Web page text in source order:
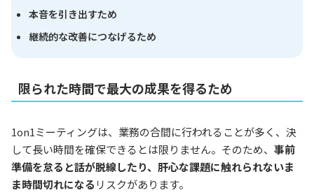
本音を引き出すため
継続的な改善につなげるため
限られた時間で最大の成果を得るため
1on1ミーティングは、業務の合間に行われることが多く、決
して長い時間を確保できるとは限りません。そのため、 事前
準備を怠ると話が脱線したり、肝心な課題に触れられないま
ま時間切れになる リスクがあります。